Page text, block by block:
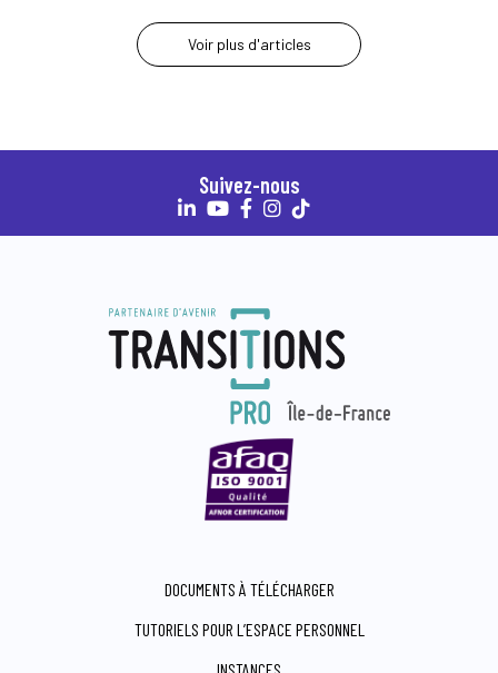
Voir plus d'articles
Suivez-nous
DOCUMENTS À TÉLÉCHARGER
TUTORIELS POUR L’ESPACE PERSONNEL